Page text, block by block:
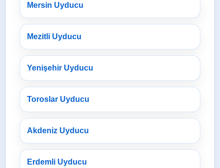
Mersin Uyducu
Mezitli Uyducu
Yenişehir Uyducu
Toroslar Uyducu
Akdeniz Uyducu
Erdemli Uyducu